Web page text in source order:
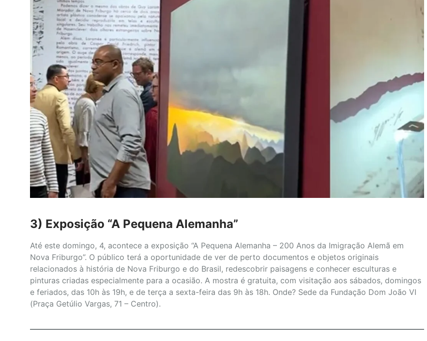
3) Exposição “A Pequena Alemanha”
Até este domingo, 4, acontece a exposição “A Pequena Alemanha – 200 Anos da Imigração Alemã em
Nova Friburgo”. O público terá a oportunidade de ver de perto documentos e objetos originais
relacionados à história de Nova Friburgo e do Brasil, redescobrir paisagens e conhecer esculturas e
pinturas criadas especialmente para a ocasião. A mostra é gratuita, com visitação aos sábados, domingos
e feriados, das 10h às 19h, e de terça a sexta-feira das 9h às 18h. Onde? Sede da Fundação Dom João VI
(Praça Getúlio Vargas, 71 – Centro).